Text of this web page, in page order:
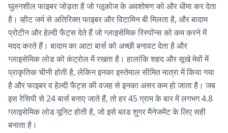
घुलनशील फाइबर जोड़ता है जो ग्लूकोज के अवशोषण को और धीमा कर देता
है। व्हीट जर्म से अतिरिक्त फाइबर और विटामिन बी मिलता है, और बादाम
प्रोटीन और हेल्दी फैट्स देते हैं जो ग्लाइसेमिक रिस्पॉन्स को कम करने में
मदद करते हैं। बादाम का आटा बार्स को अच्छी बनावट देता है और
ग्लाइसेमिक लोड को कंट्रोल में रखता है। हालांकि शहद और सूखे मेवों में
प्राकृतिक चीनी होती है, लेकिन इनका इस्तेमाल सीमित मात्रा में किया गया
है और फाइबर व हेल्दी फैट्स की वजह से इनका असर कम हो जाता है। जब
इस रेसिपी से 24 बार्स बनाए जाते हैं, तो हर 45 ग्राम के बार में लगभग 4.8
ग्लाइसेमिक लोड यूनिट होती है, जो इसे ब्लड शुगर मैनेजमेंट के लिए सही
बनाता है।